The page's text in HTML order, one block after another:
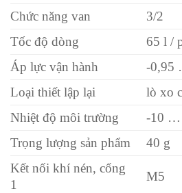
Chức năng van
3/2
Tốc độ dòng
65 l /
Áp lực vận hành
-0,95
Loại thiết lập lại
lò xo
Nhiệt độ môi trường
-10 …
Trọng lượng sản phẩm
40 g
Kết nối khí nén, cổng
1
M5